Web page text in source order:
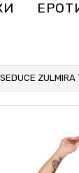
ZULMIRA